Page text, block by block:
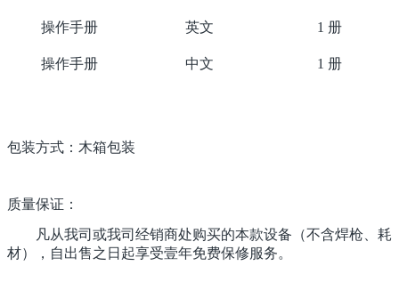
操作手册 英文 1 册
操作手册 中文 1 册
包装方式：木箱包装
质量保证：
凡从我司或我司经销商处购买的本款设备（不含焊枪、耗
材），自出售之日起享受壹年免费保修服务。